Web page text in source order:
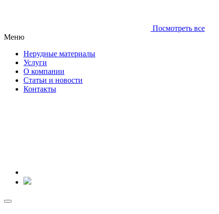
Посмотреть все
Меню
Нерудные материалы
Услуги
О компании
Статьи и новости
Контакты